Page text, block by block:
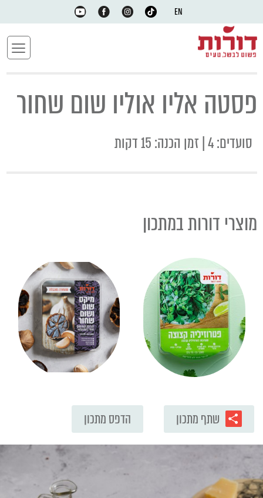
EN
פסטה אליו אוליו שום שחור
סועדים: 4 | זמן הכנה: 15 דקות
מוצרי דורות במתכון
הדפס מתכון שתף מתכון